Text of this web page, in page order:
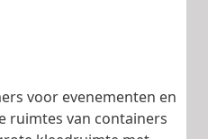
voor evenementen en
ruimtes van containers